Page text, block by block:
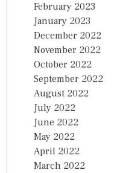
February 2023
January 2023
December 2022
November 2022
October 2022
September 2022
August 2022
July 2022
June 2022
May 2022
April 2022
March 2022